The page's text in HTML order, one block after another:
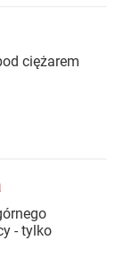
ciężarem
- tylko